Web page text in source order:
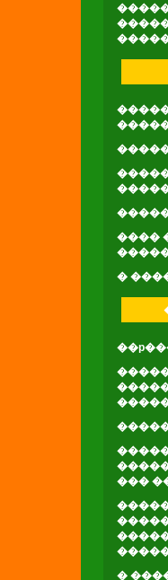
�����
����
�
�����
���
�